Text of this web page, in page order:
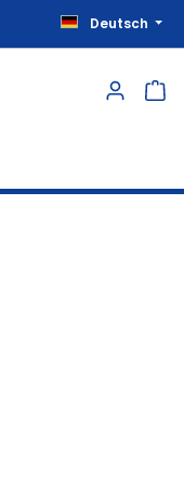
Deutsch